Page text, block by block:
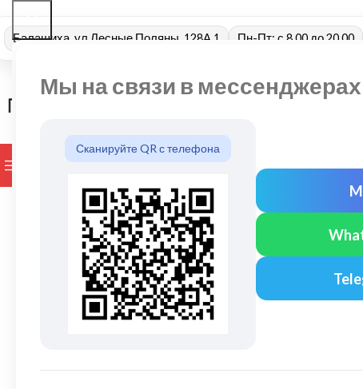
Мы на связи в мессенджерах
Сканируйте QR с телефона
Балашиха, ул Лесные Поляны, 128А 1 Пн-Пт: с 8.00 до 20.00
ПРОСМОТР КАТЕГОРИЙ БРЕНДЫ